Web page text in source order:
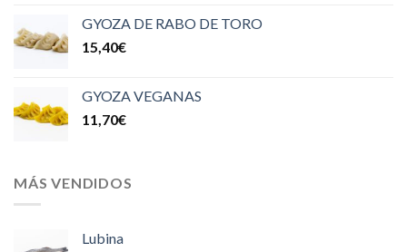
GYOZA DE RABO DE TORO
15,40€
GYOZA VEGANAS
11,70€
MÁS VENDIDOS
Lubina